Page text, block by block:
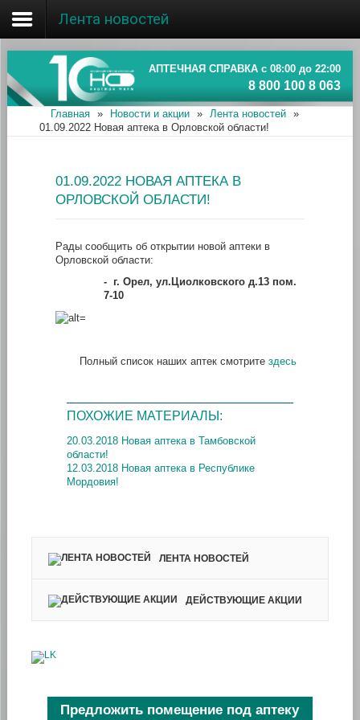
Главная
Об ассоциации
Наши аптеки
Информация
Лента новостей
АПТЕЧНАЯ СПРАВКА с 08:00 до 22:00
8 800 100 8 063
Главная » Новости и акции » Лента новостей
»
01.09.2022 Новая аптека в Орловской области!
01.09.2022 НОВАЯ АПТЕКА В
ОРЛОВСКОЙ ОБЛАСТИ!
Рады сообщить об открытии новой аптеки в
Орловской области:
- г. Орел, ул.Циолковского д.13 пом.
7-10
Полный список наших аптек смотрите здесь
ПОХОЖИЕ МАТЕРИАЛЫ:
20.03.2018 Новая аптека в Тамбовской
области!
12.03.2018 Новая аптека в Республике
Мордовия!
ЛЕНТА НОВОСТЕЙ
ДЕЙСТВУЮЩИЕ АКЦИИ
Предложить помещение под аптеку